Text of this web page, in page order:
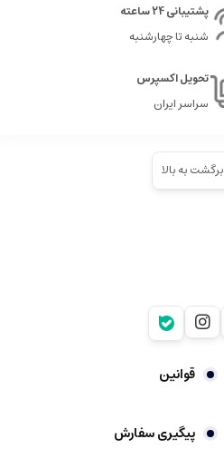
پشتیبانی 24 ساعته
شنبه تا چهارشنبه
تحویل اکسپرس
سراسر ایران
برگشت به بالا
قوانین
پیگیری سفارش